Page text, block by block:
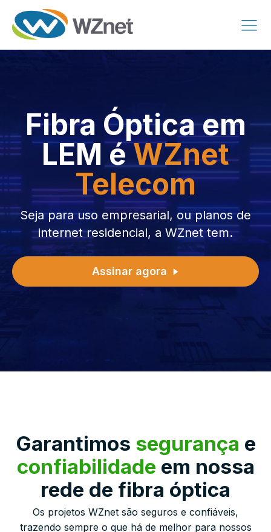
Fibra Óptica em
LEM éWZnet
Telecom
Seja para uso empresarial, ou planos de
internet residencial, a WZnet tem.
Assinar agora
Garantimos segurança e
confiabilidade em nossa
rede de fibra óptica
Os projetos WZnet são seguros e confiáveis,
trazendo sempre o que há de melhor para nossos